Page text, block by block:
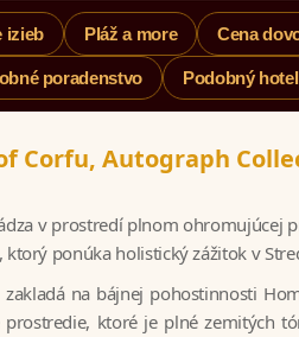
izieb Pláž a more Cena
poradenstvo Podobný hotel
Corfu, Autograph
v prostredí plnom ohromujúcej
ponúka holistický zážitok v
na bájnej pohostinnosti
ktoré je plné zemitých